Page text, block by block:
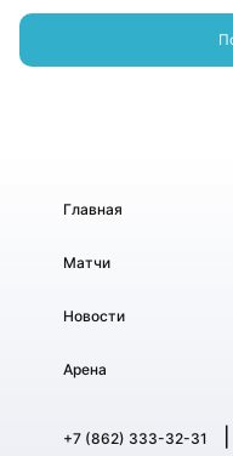
Главная
Матчи
Новости
Арена
+7 (862) 333-32-31